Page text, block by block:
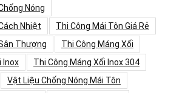
Nóng
Nhiệt
Thi Công Mái Tôn Giá Rẻ
Thượng
Thi Công Máng Xối
Inox
Thi Công Máng Xối Inox 304
Vật Liệu Chống Nóng Mái Tôn